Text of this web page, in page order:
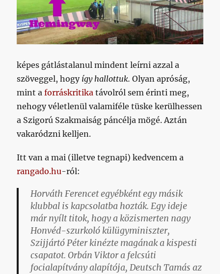
képes gátlástalanul mindent leírni azzal a
szöveggel, hogy így hallottuk. Olyan apróság,
mint aforráskritika távolról sem érinti meg,
nehogy véletlenül valamiféle tüske kerülhessen
a Szigorú Szakmaiság páncélja mögé. Aztán
vakaródzni kelljen.
Itt van a mai (illetve tegnapi) kedvencem a
rangado.hu-ról:
Horváth Ferencet egyébként egy másik
klubbal is kapcsolatba hozták. Egy ideje
már nyílt titok, hogy a közismerten nagy
Honvéd-szurkoló külügyminiszter,
Szijjártó Péter kinézte magának a kispesti
csapatot. Orbán Viktor a felcsúti
focialapítvány alapítója, Deutsch Tamás az